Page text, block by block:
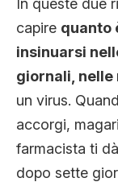
In queste due
capire quanto
insinuarsi
giornali,
un virus.
accorgi,
farmacista ti
dopo sette